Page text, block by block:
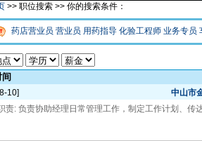
>> 职位搜索 >> 你的搜索条件：
药店营业员 营业员 用药指导 化验工程师 业务专员
10] 中山市
责: 负责协助经理日常管理工作，制定工作计划、